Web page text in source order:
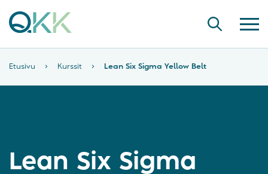
Etusivu › Kurssit › Lean Six Sigma Yellow Belt
Lean Six Sigma